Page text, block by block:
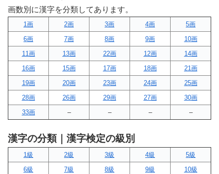
画数別に漢字を分類してあります。
1画 2画 3画 4画
5画
6画
7画 8画 9画
10画
11画
13画 22画 12画
14画
16画
15画 17画 18画
21画
19画
20画 23画 24画
25画
28画
26画 29画 27画
30画
33画
– – – –
漢字の分類｜漢字検定の級別
1級 2級 3級 4級
5級
6級
7級 8級 9級 10級